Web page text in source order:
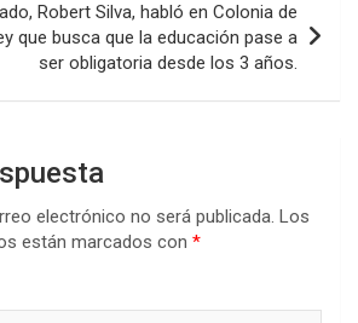
Robert Silva, habló en Colonia de
que busca que la educación pase a
ser obligatoria desde los 3 años.
electrónico no será publicada. Los
están marcados con *